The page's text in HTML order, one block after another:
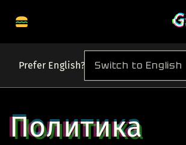
Prefer English? Switch to English
Политика